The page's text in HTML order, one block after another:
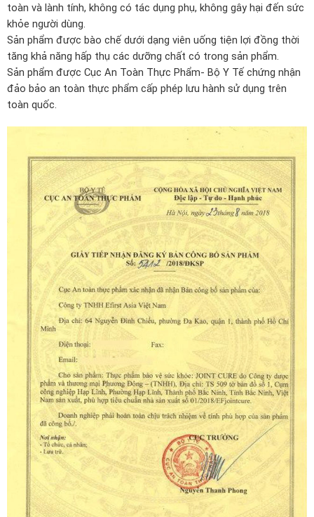
toàn và lành tính, không có tác dụng phụ, không gây hại đến sức
khỏe người dùng.
Sản phẩm được bào chế dưới dạng viên uống tiện lợi đồng thời
tăng khả năng hấp thụ các dưỡng chất có trong sản phẩm.
Sản phẩm được Cục An Toàn Thực Phẩm- Bộ Y Tế chứng nhận
đảo bảo an toàn thực phẩm cấp phép lưu hành sử dụng trên
toàn quốc.